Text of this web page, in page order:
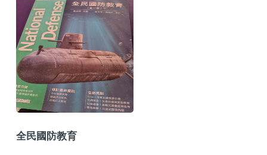
全民國防教育